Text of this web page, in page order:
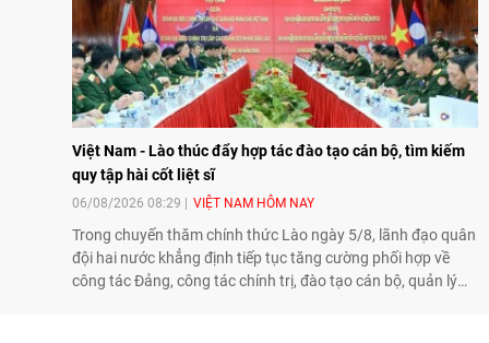
Việt Nam - Lào thúc đẩy hợp tác đào tạo cán bộ, tìm kiếm
quy tập hài cốt liệt sĩ
06/08/2026 08:29 VIỆT NAM HÔM NAY
Trong chuyến thăm chính thức Lào ngày 5/8, lãnh đạo quân
đội hai nước khẳng định tiếp tục tăng cường phối hợp về
công tác Đảng, công tác chính trị, đào tạo cán bộ, quản lý